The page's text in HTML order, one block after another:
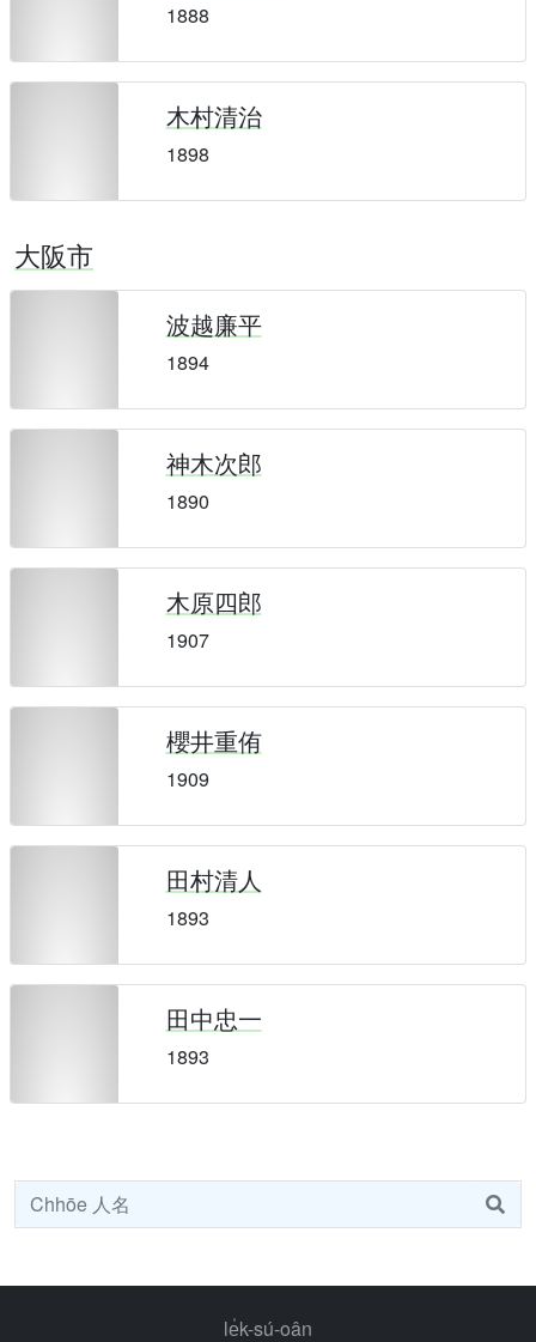
1888
木村清治
1898
大阪市
波越廉平
1894
神木次郎
1890
木原四郎
1907
櫻井重侑
1909
田村清人
1893
田中忠一
1893
le̍k-sú-oân